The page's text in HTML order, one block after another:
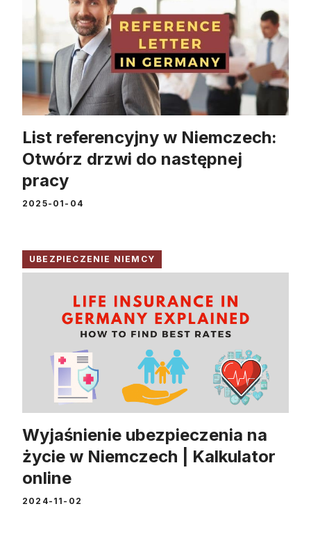
List referencyjny w Niemczech:
Otwórz drzwi do następnej
pracy
2025-01-04
UBEZPIECZENIE NIEMCY
Wyjaśnienie ubezpieczenia na
życie w Niemczech | Kalkulator
online
2024-11-02